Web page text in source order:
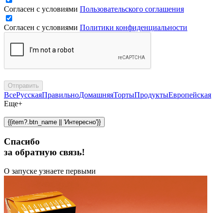
Согласен с условиями Пользовательского соглашения
Согласен с условиями Политики конфиденциальности
Отправить
ВсеРусскаяПравильноДомашняяТортыПродуктыЕвропейская
Еще+
{{item?.btn_name || 'Интересно'}}
Спасибо
за обратную связь!
О запуске узнаете первыми